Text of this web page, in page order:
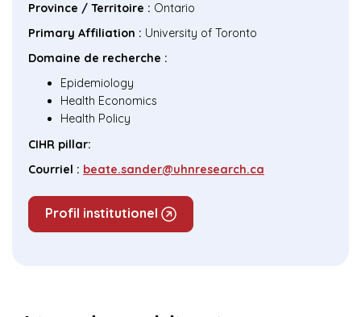
Province / Territoire : Ontario
Primary Affiliation : University of Toronto
Domaine de recherche :
Epidemiology
Health Economics
Health Policy
CIHR pillar:
Courriel : beate.sander@uhnresearch.ca
Profil institutionel